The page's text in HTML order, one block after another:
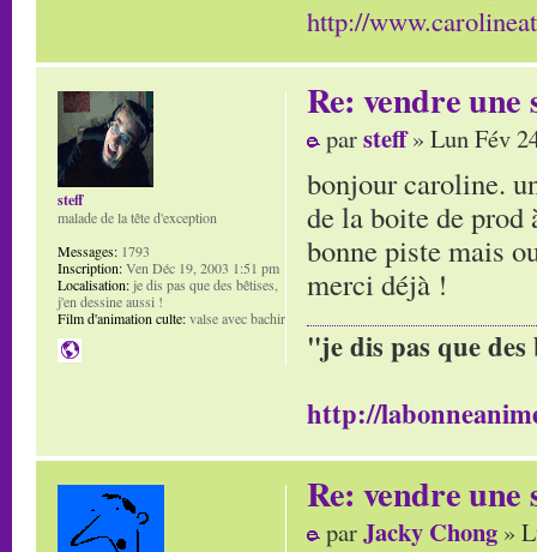
http://
Re: vendre une
parsteff» Lun Fév
bonjour caroline.
de la boite de prod
bonne piste mais
merci déjà !
"je dis pas que
http://
steff
malade de la tête d'exception
Messages: 1793
Inscription:Ven Déc 19, 2003 1:51 pm
Localisation:je dis pas que des bêtises,
j'en dessine aussi !
Film d'animation culte:valse avec bachir
Re: vendre une
parJacky Chong »